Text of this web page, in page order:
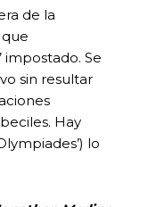
de la
que
impostado. Se
sin resultar
Hay
lo